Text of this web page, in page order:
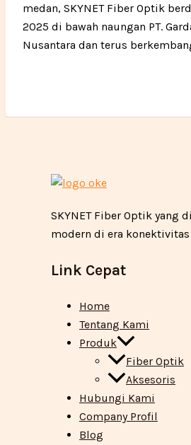
medan, SKYNET Fiber Optik
2025 di bawah naungan PT.
Nusantara dan terus
SKYNET Fiber Optik
modern di era
Link Cepat
Home
Tentang Kami
Produk
Fiber Optik
Aksesoris
Hubungi Kami
Company Profil
Blog